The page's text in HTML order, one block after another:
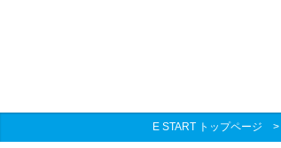
E START トップページ >